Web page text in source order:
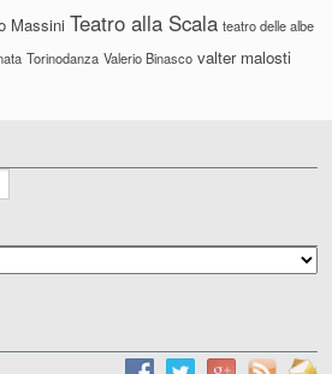
Massini Teatro alla Scala teatro delle albe
Torinodanza Valerio Binasco valter malosti